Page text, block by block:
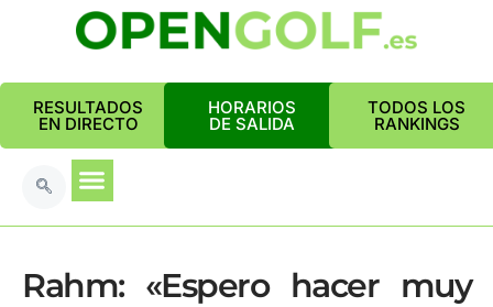
RESULTADOS
EN DIRECTO
HORARIOS
DE SALIDA
TODOS LOS
RANKINGS
Rahm: «Espero hacer muy